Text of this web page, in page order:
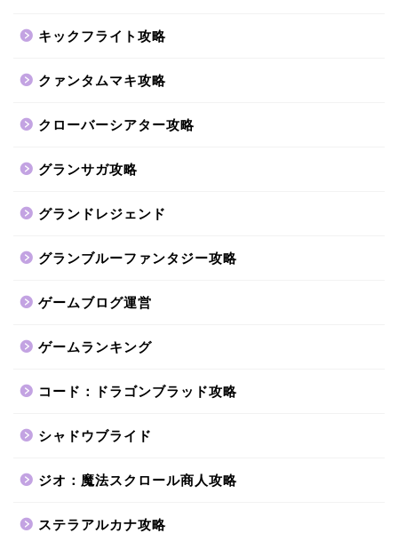
キックフライト攻略
クァンタムマキ攻略
クローバーシアター攻略
グランサガ攻略
グランドレジェンド
グランブルーファンタジー攻略
ゲームブログ運営
ゲームランキング
コード：ドラゴンブラッド攻略
シャドウブライド
ジオ：魔法スクロール商人攻略
ステラアルカナ攻略